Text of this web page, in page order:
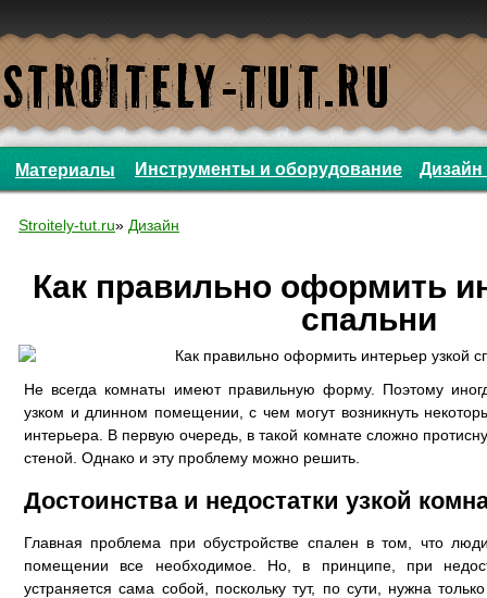
Материалы Инструменты и оборудование Дизайн
Stroitely-tut.ru» Дизайн
Как правильно оформить
спальни
Не всегда комнаты имеют правильную форму. Поэтому
узком и длинном помещении, с чем могут возникнуть
интерьера. В первую очередь, в такой комнате сложно
стеной. Однако и эту проблему можно решить.
Достоинства и недостатки узкой
Главная проблема при обустройстве спален в том, что
помещении все необходимое. Но, в принципе, при
устраняется сама собой, поскольку тут, по сути, нужна